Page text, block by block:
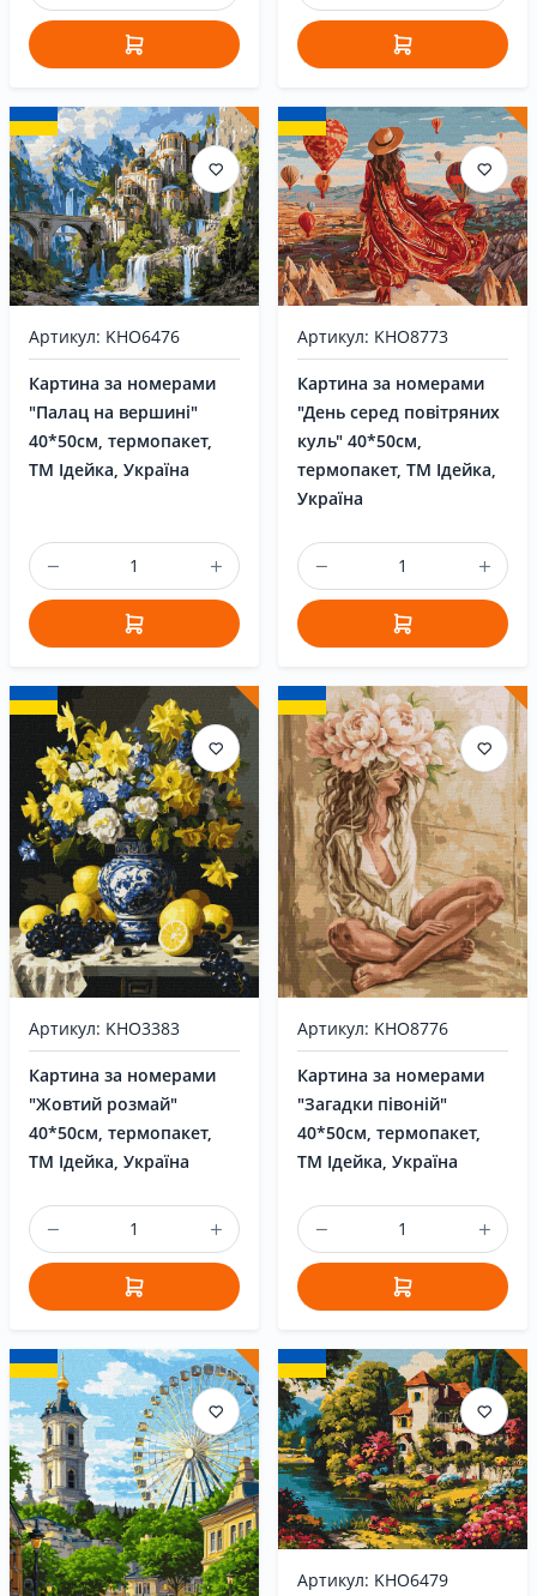
Артикул: KHO6476
Картина за номерами
"Палац на вершині"
40*50см, термопакет,
ТМ Ідейка, Україна
Артикул: KHO8773
Картина за номерами
"День серед повітряних
куль" 40*50см,
термопакет, ТМ Ідейка,
Україна
Артикул: KHO3383
Картина за номерами
"Жовтий розмай"
40*50см, термопакет,
ТМ Ідейка, Україна
Артикул: KHO8776
Картина за номерами
"Загадки півоній"
40*50см, термопакет,
ТМ Ідейка, Україна
Артикул: KHO6479